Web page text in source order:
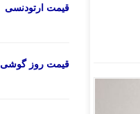
قیمت ارتودنسی
قیمت روز گوشی